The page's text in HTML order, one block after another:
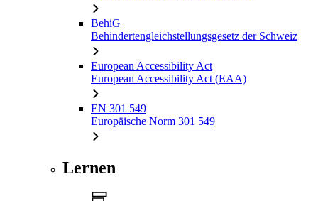
BehiG
Behindertengleichstellungsgesetz der Schweiz
European Accessibility Act
European Accessibility Act (EAA)
EN 301 549
Europäische Norm 301 549
Lernen